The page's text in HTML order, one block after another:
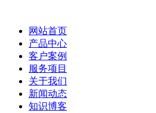
网站首页
产品中心
客户案例
服务项目
关于我们
新闻动态
知识博客